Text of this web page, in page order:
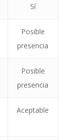
Sí
Posible
presencia
Posible
presencia
Aceptable